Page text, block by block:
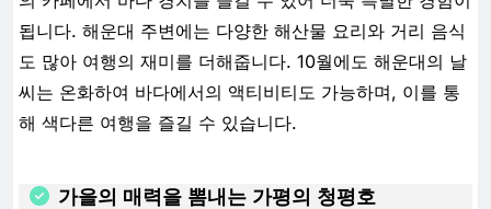
됩니다. 해운대 주변에는 다양한 해산물 요리와 거리 음식
도 많아 여행의 재미를 더해줍니다. 10월에도 해운대의 날
씨는 온화하여 바다에서의 액티비티도 가능하며, 이를 통
해 색다른 여행을 즐길 수 있습니다.
가을의 매력을 뽐내는 가평의 청평호